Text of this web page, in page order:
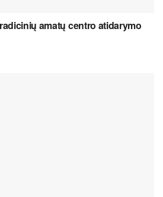
amatų centro atidarymo